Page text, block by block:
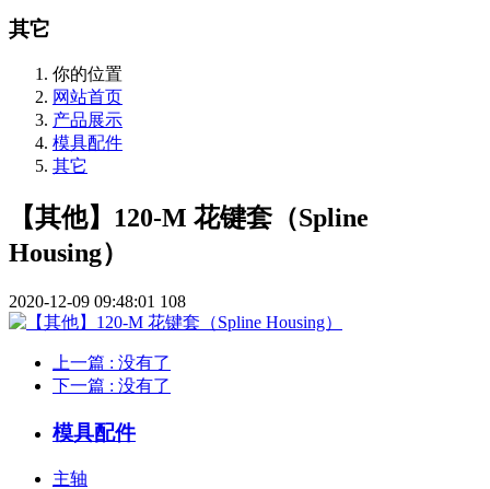
其它
你的位置
网站首页
产品展示
模具配件
其它
【其他】120-M 花键套（Spline
Housing）
2020-12-09 09:48:01 108
上一篇 : 没有了
下一篇 : 没有了
模具配件
主轴